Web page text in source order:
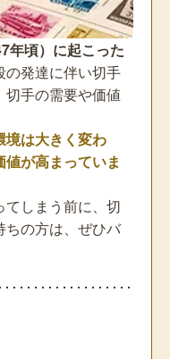
年頃）に起こった
の発達に伴い切手
手の需要や価値
境は大きく変わ
値が高まっていま
しまう前に、切
ちの方は、ぜひバ